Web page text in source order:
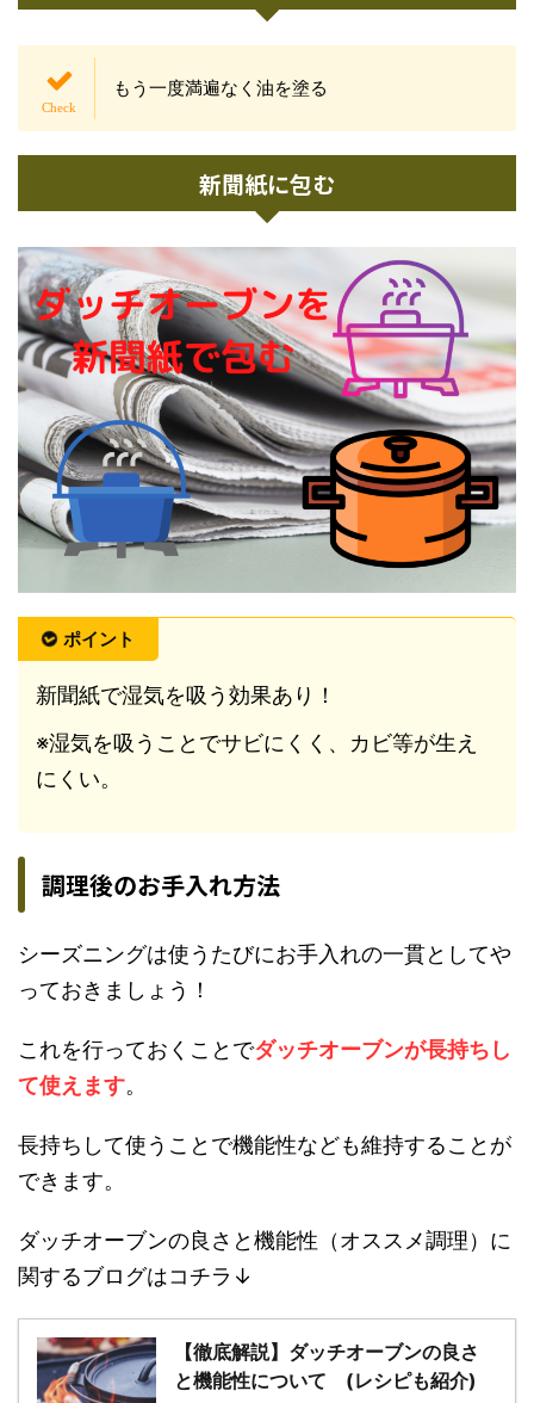
もう一度満遍なく油を塗る
新聞紙に包む
ポイント
新聞紙で湿気を吸う効果あり！
※湿気を吸うことでサビにくく、カビ等が生え
にくい。
調理後のお手入れ方法
シーズニングは使うたびにお手入れの一貫としてや
っておきましょう！
これを行っておくことでダッチオーブンが長持ちし
て使えます。
長持ちして使うことで機能性なども維持することが
できます。
ダッチオーブンの良さと機能性（オススメ調理）に
関するブログはコチラ↓
【徹底解説】ダッチオーブンの良さ
と機能性について (レシピも紹介)